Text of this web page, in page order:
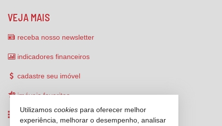
VEJA MAIS
receba nosso newsletter
indicadores financeiros
cadastre seu imóvel
imóveis favoritos
mapa de imóveis
Utilizamos cookies para oferecer melhor
experiência, melhorar o desempenho, analisar